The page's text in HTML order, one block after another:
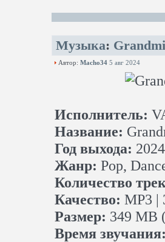
Музыка:
Автор: Macho34 5 авг 2024
Исполнитель:
Название:
Год выхода: 2024
Жанр: Pop,
Количество
Качество: MP3 |
Размер: 349 MB
Время